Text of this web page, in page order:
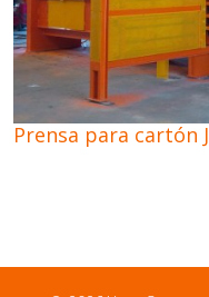
Prensa para cartón